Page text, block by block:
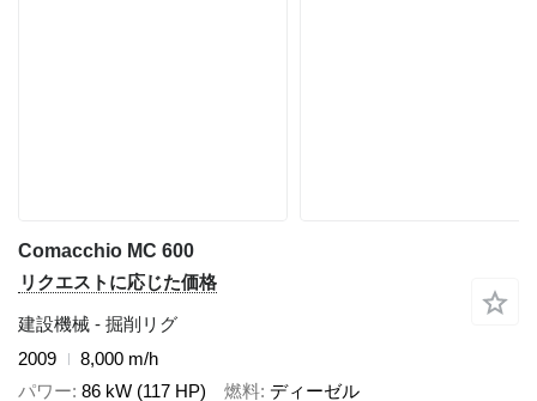
Comacchio MC 600
リクエストに応じた価格
建設機械 - 掘削リグ
2009
8,000 m/h
パワー 86 kW (117 HP) 燃料 ディーゼル